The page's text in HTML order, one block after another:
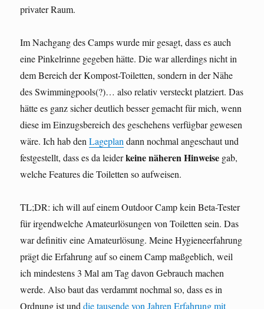
privater Raum.
Im Nachgang des Camps wurde mir gesagt, dass es auch
eine Pinkelrinne gegeben hätte. Die war allerdings nicht in
dem Bereich der Kompost-Toiletten, sondern in der Nähe
des Swimmingpools(?)… also relativ versteckt platziert. Das
hätte es ganz sicher deutlich besser gemacht für mich, wenn
diese im Einzugsbereich des geschehens verfügbar gewesen
wäre. Ich hab denLageplan dann nochmal angeschaut und
festgestellt, dass es da leiderkeine näheren Hinweise gab,
welche Features die Toiletten so aufweisen.
TL;DR: ich will auf einem Outdoor Camp kein Beta-Tester
für irgendwelche Amateurlösungen von Toiletten sein. Das
war definitiv eine Amateurlösung. Meine Hygieneerfahrung
prägt die Erfahrung auf so einem Camp maßgeblich, weil
ich mindestens 3 Mal am Tag davon Gebrauch machen
werde. Also baut das verdammt nochmal so, dass es in
Ordnung ist unddie tausende von Jahren Erfahrung mit